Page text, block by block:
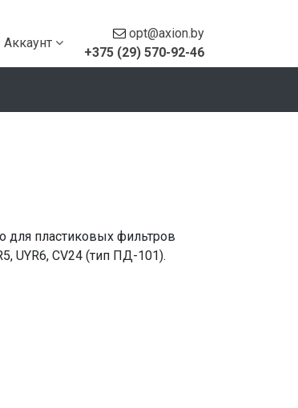
Аккаунт
opt@axion.by
+375 (29) 570-92-46
для пластиковых фильтров
UYR6, CV24 (тип ПД-101).